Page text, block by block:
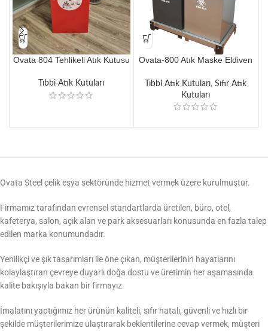
Ovata 804 Tehlikeli Atık Kutusu
Tıbbi Atık Kutuları
Ovata-800 Atık Maske Eldiven
Tıbbi Atık Kutuları,Sıfır Atık
Kutuları
Ovata Steel çelik eşya sektöründe hizmet vermek üzere kurulmuştur.
Firmamız tarafından evrensel standartlarda üretilen, büro, otel,
kafeterya, salon, açık alan ve park aksesuarları konusunda en fazla talep
edilen marka konumundadır.
Yenilikçi ve şık tasarımları ile öne çıkan, müşterilerinin hayatlarını
kolaylaştıran çevreye duyarlı doğa dostu ve üretimin her aşamasında
kalite bakışıyla bakan bir firmayız.
İmalatını yaptığımız her ürünün kaliteli, sıfır hatalı, güvenli ve hızlı bir
şekilde müşterilerimize ulaştırarak beklentilerine cevap vermek, müşteri